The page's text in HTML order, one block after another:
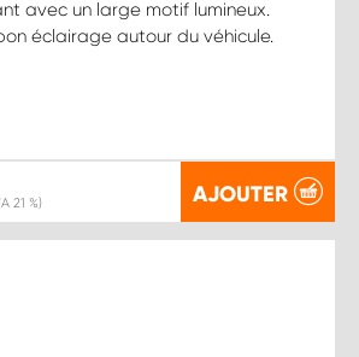
avec un large motif lumineux.
éclairage autour du véhicule.
21 %) AJOUTER